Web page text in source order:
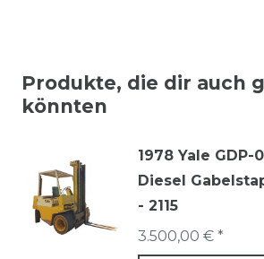
Produkte, die dir auch
könnten
1978 Yale GDP-
Diesel
- 2115
3.500,00 € *